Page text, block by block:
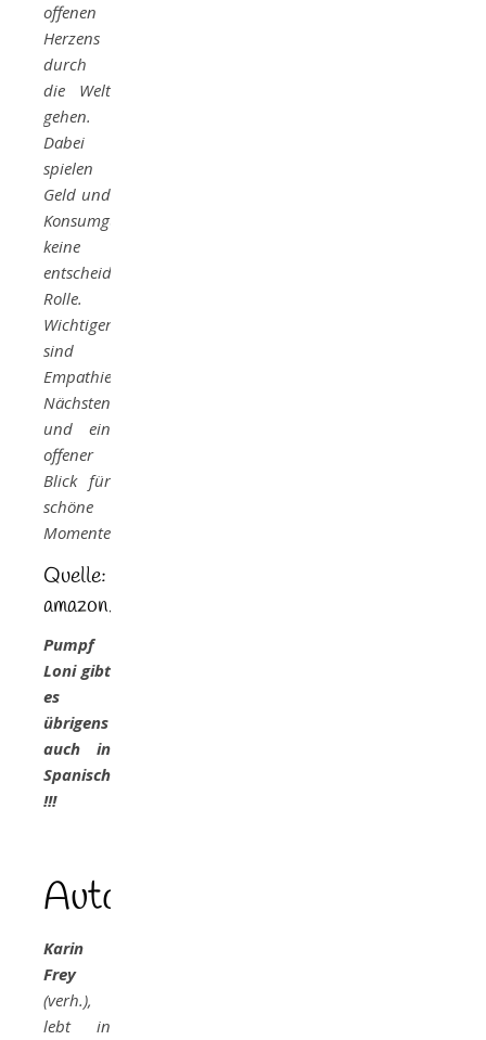
offenen
Herzens
durch
die Welt
gehen.
Dabei
spielen
Geld und
Konsumgüter
keine
entscheidende
Rolle.
Wichtiger
sind
Empathie,
Nächstenliebe
und ein
offener
Blick für
schöne
Momente.
Quelle:
amazon.de
Pumpf
Loni gibt
es
übrigens
auch in
Spanisch
!!!
Autor
Karin
Frey
(verh.),
lebt in